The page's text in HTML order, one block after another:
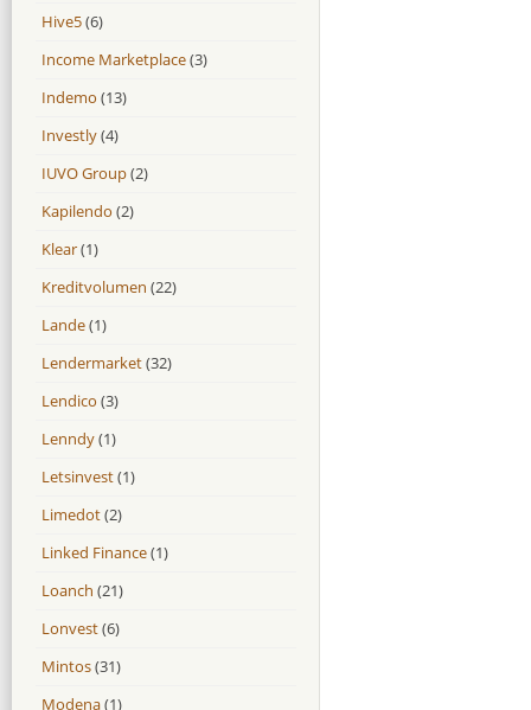
Hive5(6)
Income Marketplace(3)
Indemo (13)
Investly(4)
IUVO Group(2)
Kapilendo (2)
Klear(1)
Kreditvolumen (22)
Lande(1)
Lendermarket(32)
Lendico (3)
Lenndy(1)
Letsinvest(1)
Limedot(2)
Linked Finance(1)
Loanch (21)
Lonvest(6)
Mintos(31)
Modena(1)